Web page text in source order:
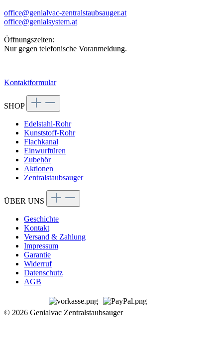
office@genialvac-zentralstaubsauger.at
office@genialsystem.at
Öffnungszeiten:
Nur gegen telefonische Voranmeldung.
Kontaktformular
SHOP
Edelstahl-Rohr
Kunststoff-Rohr
Flachkanal
Einwurftüren
Zubehör
Aktionen
Zentralstaubsauger
ÜBER UNS
Geschichte
Kontakt
Versand & Zahlung
Impressum
Garantie
Widerruf
Datenschutz
AGB
© 2026 Genialvac Zentralstaubsauger